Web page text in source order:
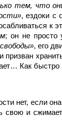
тем, что
, ездоки с
к
; он не просто
, его
Как
нет, если
и